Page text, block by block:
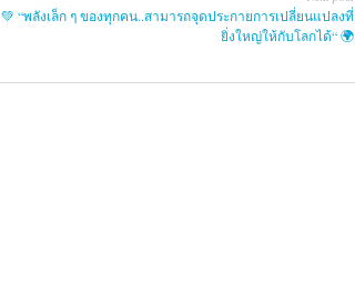
💚 “พลังเล็ก ๆ ของทุกคน..สามารถจุดประกายการเปลี่ยนแปลงที่
ยิ่งใหญ่ให้กับโลกได้“ 🌍